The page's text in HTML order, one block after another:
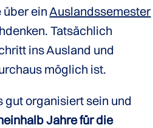
über einAuslandssemester
Tatsächlich
ins Ausland und
möglich ist.
organisiert sein und
Jahre für die